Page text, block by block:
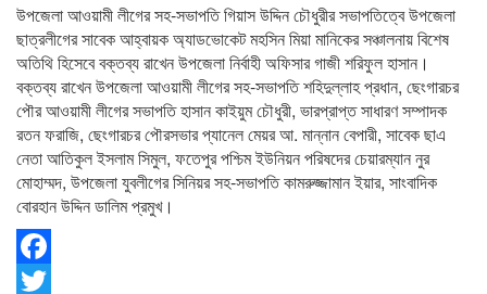
উপজেলা আওয়ামী লীগের সহ-সভাপতি গিয়াস উদ্দিন চৌধুরীর সভাপতিত্বে উপজেলা
ছাত্রলীগের সাবেক আহ্বায়ক অ্যাডভোকেট মহসিন মিয়া মানিকের সঞ্চালনায় বিশেষ
অতিথি হিসেবে বক্তব্য রাখেন উপজেলা নির্বাহী অফিসার গাজী শরিফুল হাসান।
বক্তব্য রাখেন উপজেলা আওয়ামী লীগের সহ-সভাপতি শহিদুল্লাহ প্রধান, ছেংগারচর
পৌর আওয়ামী লীগের সভাপতি হাসান কাইয়ুম চৌধুরী, ভারপ্রাপ্ত সাধারণ সম্পাদক
রতন ফরাজি, ছেংগারচর পৌরসভার প্যানেল মেয়র আ. মান্নান বেপারী, সাবেক ছাএ
নেতা আতিকুল ইসলাম সিমুল, ফতেপুর পশ্চিম ইউনিয়ন পরিষদের চেয়ারম্যান নুর
মোহাম্মদ, উপজেলা যুবলীগের সিনিয়র সহ-সভাপতি কামরুজ্জামান ইয়ার, সাংবাদিক
বোরহান উদ্দিন ডালিম প্রমুখ।
Facebook